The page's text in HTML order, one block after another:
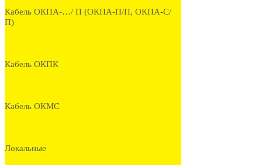
Кабель ОКПА-…/ П (ОКПА-П/П, ОКПА-С/
П)
Кабель ОКПК
Кабель ОКМС
Локальные